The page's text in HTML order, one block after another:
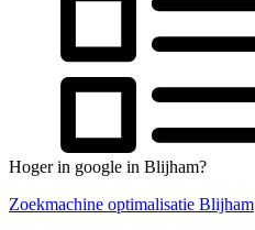
Hoger in google in Blijham?
Zoekmachine optimalisatie Blijham